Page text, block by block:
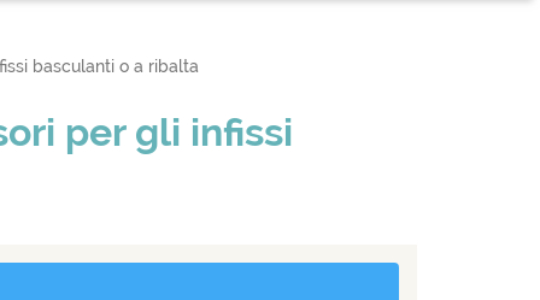
basculanti o a ribalta
per gli infissi